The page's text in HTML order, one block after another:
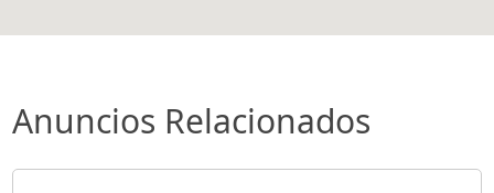
Anuncios Relacionados